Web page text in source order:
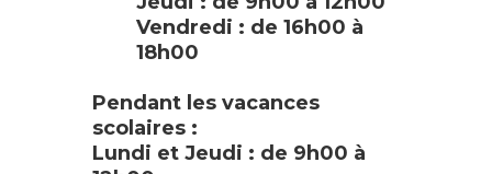
Vendredi : de 16h00 à
18h00
Pendant les vacances
scolaires :
Lundi et Jeudi : de 9h00 à